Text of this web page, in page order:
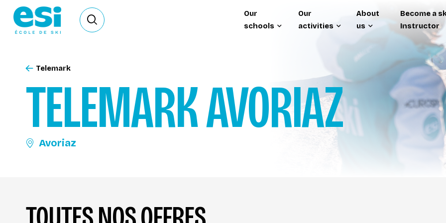
Ouvrir le formulaire de recherche
Our
schools
Our
activities
About
us
Become a
Instructor
TELEMARKAVORIAZ
Avoriaz
Telemark